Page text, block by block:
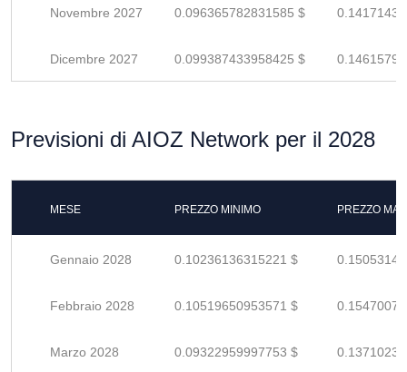
Novembre 2027 0.096365782831585 $
Dicembre 2027 0.099387433958425 $
Previsioni di AIOZ Network per il 2028
MESE PREZZO MINIMO PREZZO
Gennaio 2028 0.10236136315221 $
Febbraio 2028 0.10519650953571 $
Marzo 2028 0.09322959997753 $